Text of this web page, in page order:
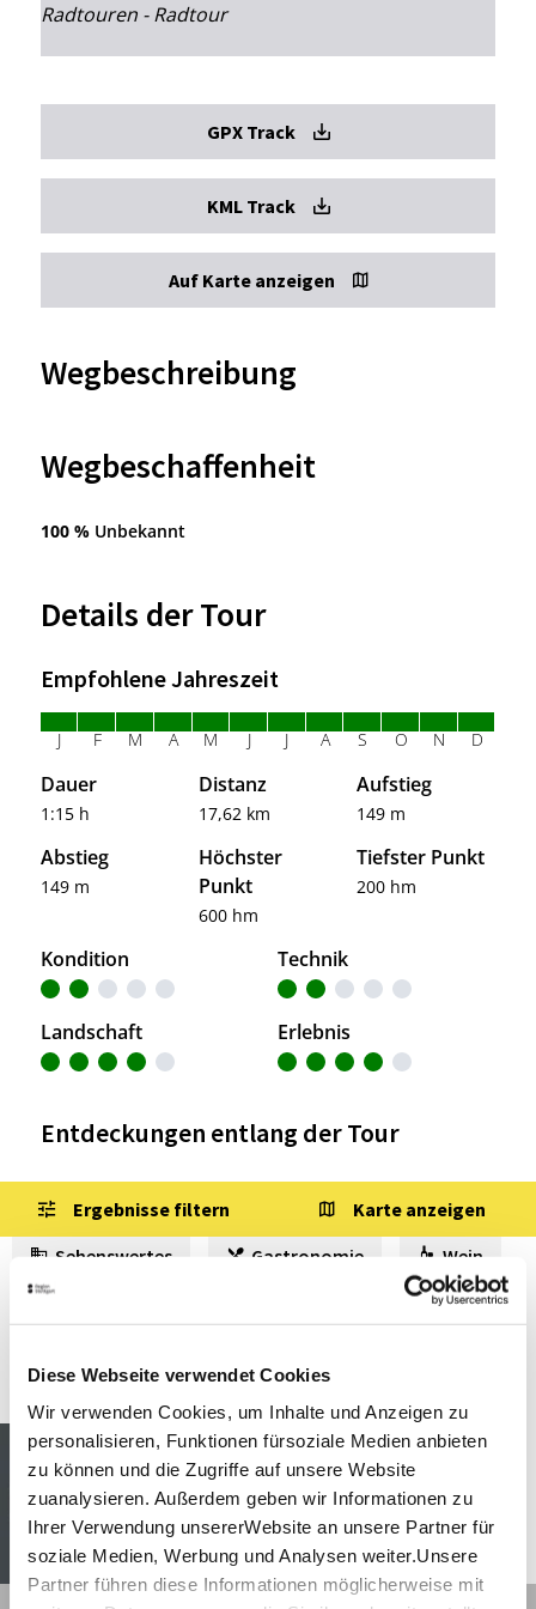
Diese Webseite verwendet Cookies
Wir verwenden Cookies, um Inhalte und Anzeigen zu
personalisieren, Funktionen fürsoziale Medien anbieten
zu können und die Zugriffe auf unsere Website
zuanalysieren. Außerdem geben wir Informationen zu
Ihrer Verwendung unsererWebsite an unsere Partner für
soziale Medien, Werbung und Analysen weiter.Unsere
Partner führen diese Informationen möglicherweise mit
Radtouren - Radtour
GPX Track
KML Track
Auf Karte anzeigen
Wegbeschreibung
Wegbeschaffenheit
100 %Unbekannt
Details der Tour
Empfohlene Jahreszeit
J F M A M J J A S O N D
Dauer
1:15 h
Distanz
17,62 km
Aufstieg
149 m
Abstieg
149 m
Höchster
Punkt
600 hm
Tiefster Punkt
200 hm
Kondition Technik
Landschaft Erlebnis
Entdeckungen entlang der Tour
Ergebnisse filtern
Karte anzeigen
Sehenswertes
Gastronomie Wein
Touren
©
Korb Entfernung anzeigen
Active Garden Korb
Geöffnet von 10:00 bis 20:00 Uhr